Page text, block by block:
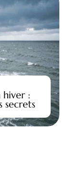
hiver :
secrets